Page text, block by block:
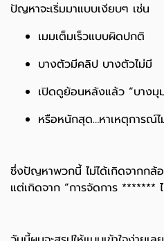
ปัญหาจะเริ่มมาแบบเงียบๆ เช่น
เมมเต็มเร็วแบบผิดปกติ
บางตัวมีคลิป บางตัวไม่มี
เปิดดูย้อนหลังแล้ว “บางมุ
หรือหนักสุด…หาเหตุการณ์ไ
ซึ่งปัญหาพวกนี้ ไม่ได้เกิดจากกล้
แต่เกิดจาก “การจัดการ *******